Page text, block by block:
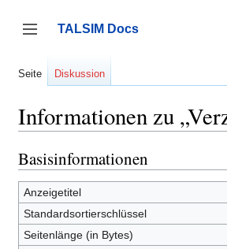
springen
Seitenleiste umschalten
TALSIM Docs
Seite Diskussion
Informationen zu
Basisinformationen
Anzeigetitel
Standardsortierschlüssel
Seitenlänge (in Bytes)